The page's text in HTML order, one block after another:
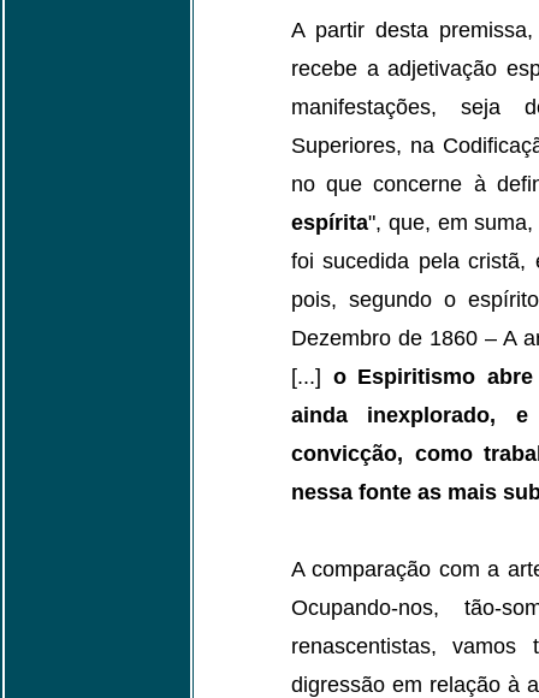
A partir desta
recebe a adjetivação
manifestações, seja
Superiores, na
no que concerne à
espírita", que, em
foi sucedida pela
pois, segundo o
Dezembro de 1860 – A
[...] o Espiritismo
ainda inexplorado,
convicção, como
nessa fonte as mais
A comparação com a
Ocupando-nos, tão-
renascentistas,
digressão em relação à